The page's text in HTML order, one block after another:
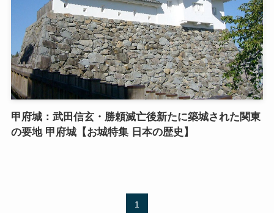
甲府城：武田信玄・勝頼滅亡後新たに築城された関東
の要地 甲府城【お城特集 日本の歴史】
1